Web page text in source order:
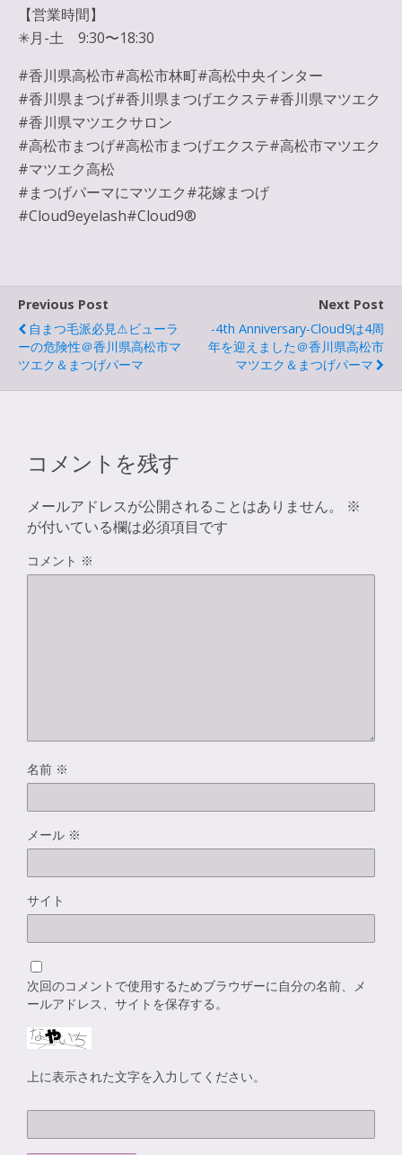
【営業時間】
✳︎月-土 9:30〜18:30
#香川県高松市#高松市林町#高松中央インター
#香川県まつげ#香川県まつげエクステ#香川県マツエク
#香川県マツエクサロン
#高松市まつげ#高松市まつげエクステ#高松市マツエク
#マツエク高松
#まつげパーマにマツエク#花嫁まつげ
#Cloud9eyelash#Cloud9®︎
Previous Post
自まつ毛派必見⚠︎ビューラ
ーの危険性＠香川県高松市マ
ツエク＆まつげパーマ
Next Post
-4th Anniversary-Cloud9は4周
年を迎えました＠香川県高松市
マツエク＆まつげパーマ
コメントを残す
メールアドレスが公開されることはありません。
※
が付いている欄は必須項目です
コメント ※
名前 ※
メール ※
サイト
次回のコメントで使用するためブラウザーに自分の名前、メ
ールアドレス、サイトを保存する。
上に表示された文字を入力してください。